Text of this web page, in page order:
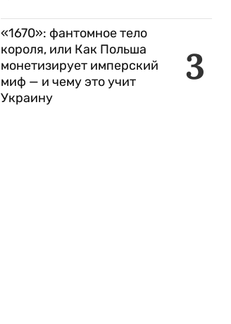
3
«1670»: фантомное тело
короля, или Как Польша
монетизирует имперский
миф — и чему это учит
Украину